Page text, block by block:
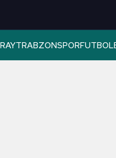
TRABZONSPORFUTBOL